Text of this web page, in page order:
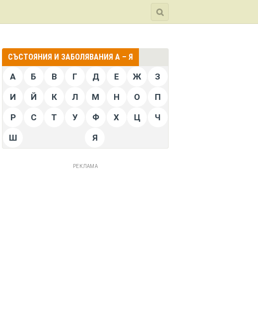
СЪСТОЯНИЯ И ЗАБОЛЯВАНИЯ А – Я
А Б В Г Д Е Ж З
И Й К Л М Н О П
Р С Т У Ф Х Ц Ч
Ш Я
РЕКЛАМА